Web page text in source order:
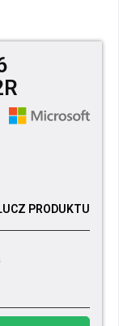
PRODUKTU